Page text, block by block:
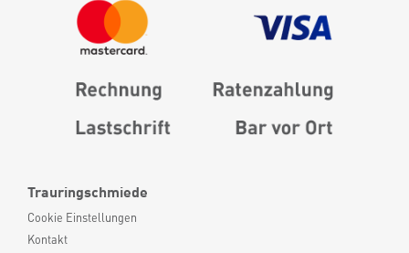
Trauringschmiede
Cookie Einstellungen
Kontakt